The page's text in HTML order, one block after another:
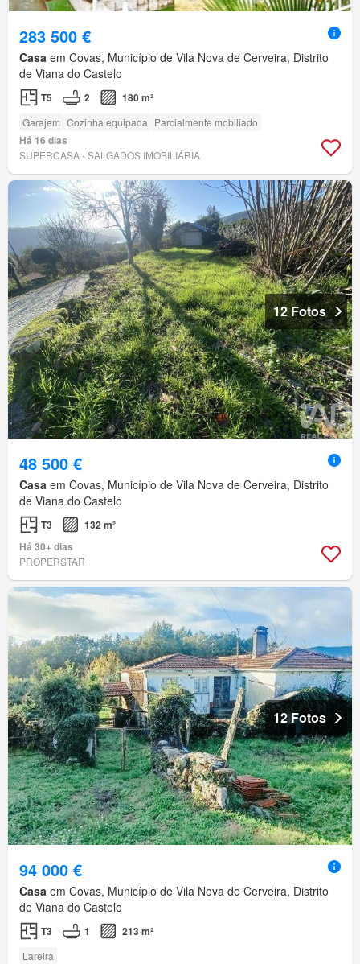
283 500 €
Casa em Covas, Município de Vila Nova de Cerveira, Distrito
de Viana do Castelo
T5 2 180 m²
Garajem Cozinha equipada Parcialmente mobiliado
Há 16 dias
SUPERCASA - SALGADOS IMOBILIÁRIA
12 Fotos
48 500 €
Casa em Covas, Município de Vila Nova de Cerveira, Distrito
de Viana do Castelo
T3
132 m²
Há 30+ dias
PROPERSTAR
12 Fotos
94 000 €
Casa em Covas, Município de Vila Nova de Cerveira, Distrito
de Viana do Castelo
T3 1 213 m²
Lareira